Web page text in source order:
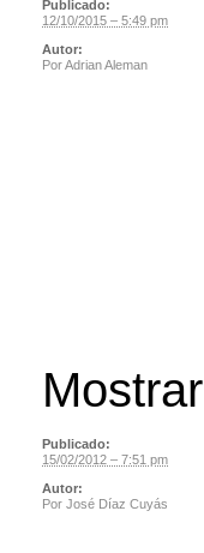
Publicado:
12/10/2015 – 5:49 pm
Autor:
PorAdrian Aleman
Publicado:
15/02/2012 – 7:51 pm
Autor:
Por José Díaz Cuyás